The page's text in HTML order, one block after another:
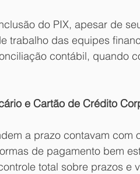
do PIX, apesar de
trabalho das equipes
contábil, quando
e Cartão de Crédito
a prazo contavam com
de pagamento bem
total sobre prazos e